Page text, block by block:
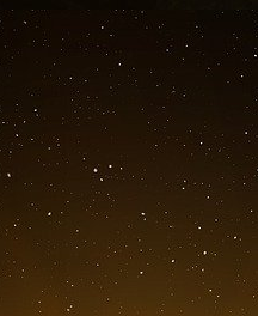
fait tout ce qui est
Israël. Alors que
Blanche
dans les
de temps pour
fait que donner
se retourne
collaborateurs
plus large
dans une récidive